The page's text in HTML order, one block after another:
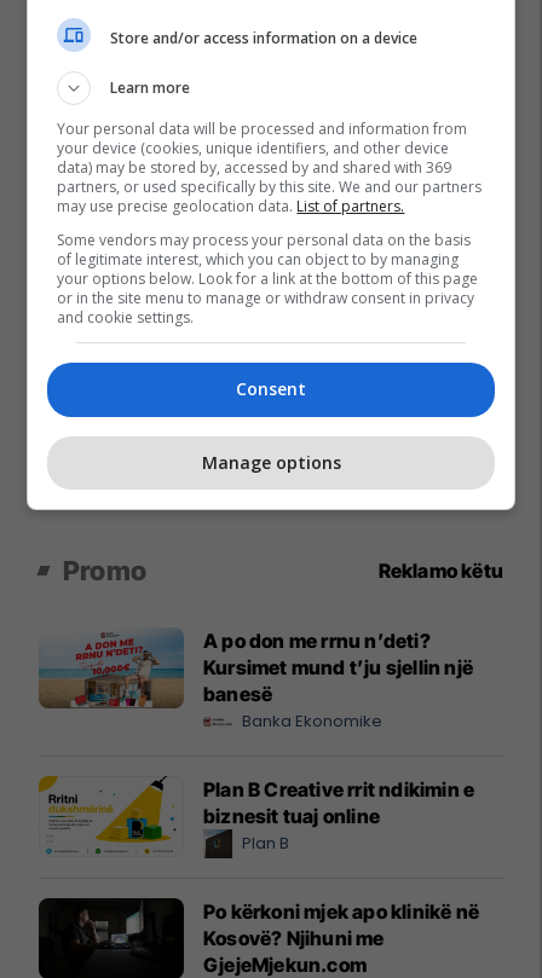
Promo Reklamo këtu
A po don me rrnu n’deti?
Kursimet mund t’ju sjellin një
banesë
Banka Ekonomike
Plan B Creative rrit ndikimin e
biznesit tuaj online
Plan B
Po kërkoni mjek apo klinikë në
Kosovë? Njihuni me
GjejeMjekun.com
Store and/or access information on a device
Learn more
Your personal data will be processed and information from
your device (cookies, unique identifiers, and other device
data) may be stored by, accessed by and shared with 369
partners, or used specifically by this site. We and our partners
may use precise geolocation data. List of partners.
Some vendors may process your personal data on the basis
of legitimate interest, which you can object to by managing
your options below. Look for a link at the bottom of this page
or in the site menu to manage or withdraw consent in privacy
and cookie settings.
Consent
Manage options